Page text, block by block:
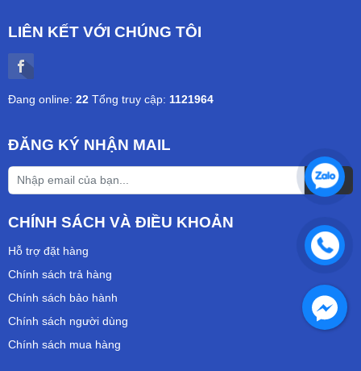
LIÊN KẾT VỚI CHÚNG TÔI
Đang online: 22 Tổng truy cập: 1121964
ĐĂNG KÝ NHẬN MAIL
CHÍNH SÁCH VÀ ĐIỀU KHOẢN
Hỗ trợ đặt hàng
Chính sách trả hàng
Chính sách bảo hành
Chính sách người dùng
Chính sách mua hàng